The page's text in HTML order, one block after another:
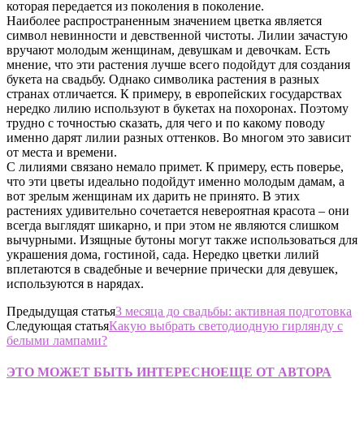
которая передается из поколения в поколение.
Наиболее распространенным значением цветка является
символ невинности и девственной чистоты. Лилии зачастую
вручают молодым женщинам, девушкам и девочкам. Есть
мнение, что эти растения лучше всего подойдут для создания
букета на свадьбу. Однако символика растения в разных
странах отличается. К примеру, в европейских государствах
нередко лилию используют в букетах на похоронах. Поэтому
трудно с точностью сказать, для чего и по какому поводу
именно дарят лилии разных оттенков. Во многом это зависит
от места и времени.
С лилиями связано немало примет. К примеру, есть поверье,
что эти цветы идеально подойдут именно молодым дамам, а
вот зрелым женщинам их дарить не принято. В этих
растениях удивительно сочетается невероятная красота – они
всегда выглядят шикарно, и при этом не являются слишком
вычурными. Изящные бутоны могут также использоваться для
украшения дома, гостиной, сада. Нередко цветки лилий
вплетаются в свадебные и вечерние прически для девушек,
используются в нарядах.
Предыдущая статья3 месяца до свадьбы: активная подготовка
Следующая статьяКакую выбрать светодиодную гирлянду с
белыми лампами?
ЭТО МОЖЕТ БЫТЬ ИНТЕРЕСНОЕЩЕ ОТ АВТОРА